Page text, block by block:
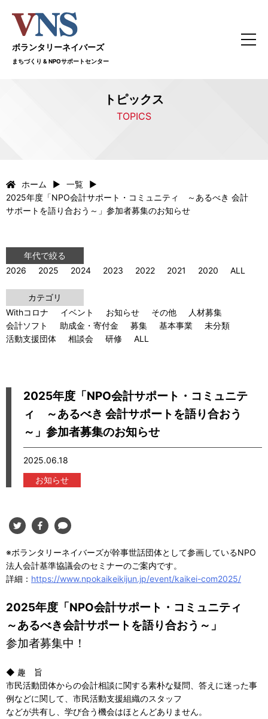
ボランタリーネイバーズ
まちづくり & NPOサポートセンター
トピックス
TOPICS
ホーム
一覧
2025年度「NPO会計サポート・コミュニティ ～あるべき 会計
サポートを語り合おう～」参加者募集のお知らせ
年代で絞る
2026
2025 2024 2023 2022 2021 2020 ALL
カテゴリ
Withコロナ
イベント お知らせ その他
人材募集
会計ソフト
助成金・寄付金 募集 基本事業
未分類
活動支援団体
相談会 研修 ALL
2025年度「NPO会計サポート・コミュニテ
ィ ～あるべき 会計サポートを語り合おう
～」参加者募集のお知らせ
2025.06.18
お知らせ
※ボランタリーネイバーズが幹事世話団体として参画しているNPO
法人会計基準協議会のセミナーのご案内です。
詳細： https://www.npokaikeikijun.jp/event/kaikei-com2025/
2025年度「NPO会計サポート・コミュニティ
～あるべき会計サポートを語り合おう～」
参加者募集中！
◆ 趣 旨
市民活動団体からの会計相談に関する素朴な疑問、答えに迷った事
例などに関して、市民活動支援組織のスタッフ
などが共有し、学び合う機会はほとんどありません。